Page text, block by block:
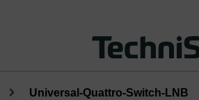
Universal-Quattro-Switch-LNB